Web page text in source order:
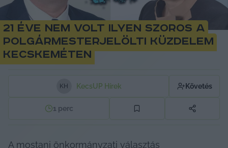
21 éve nem volt ilyen szoros a
polgármesterjelölti küzdelem
Kecskeméten
K H KecsUP Hírek Követés
1 perc
A mostani önkormányzati választás